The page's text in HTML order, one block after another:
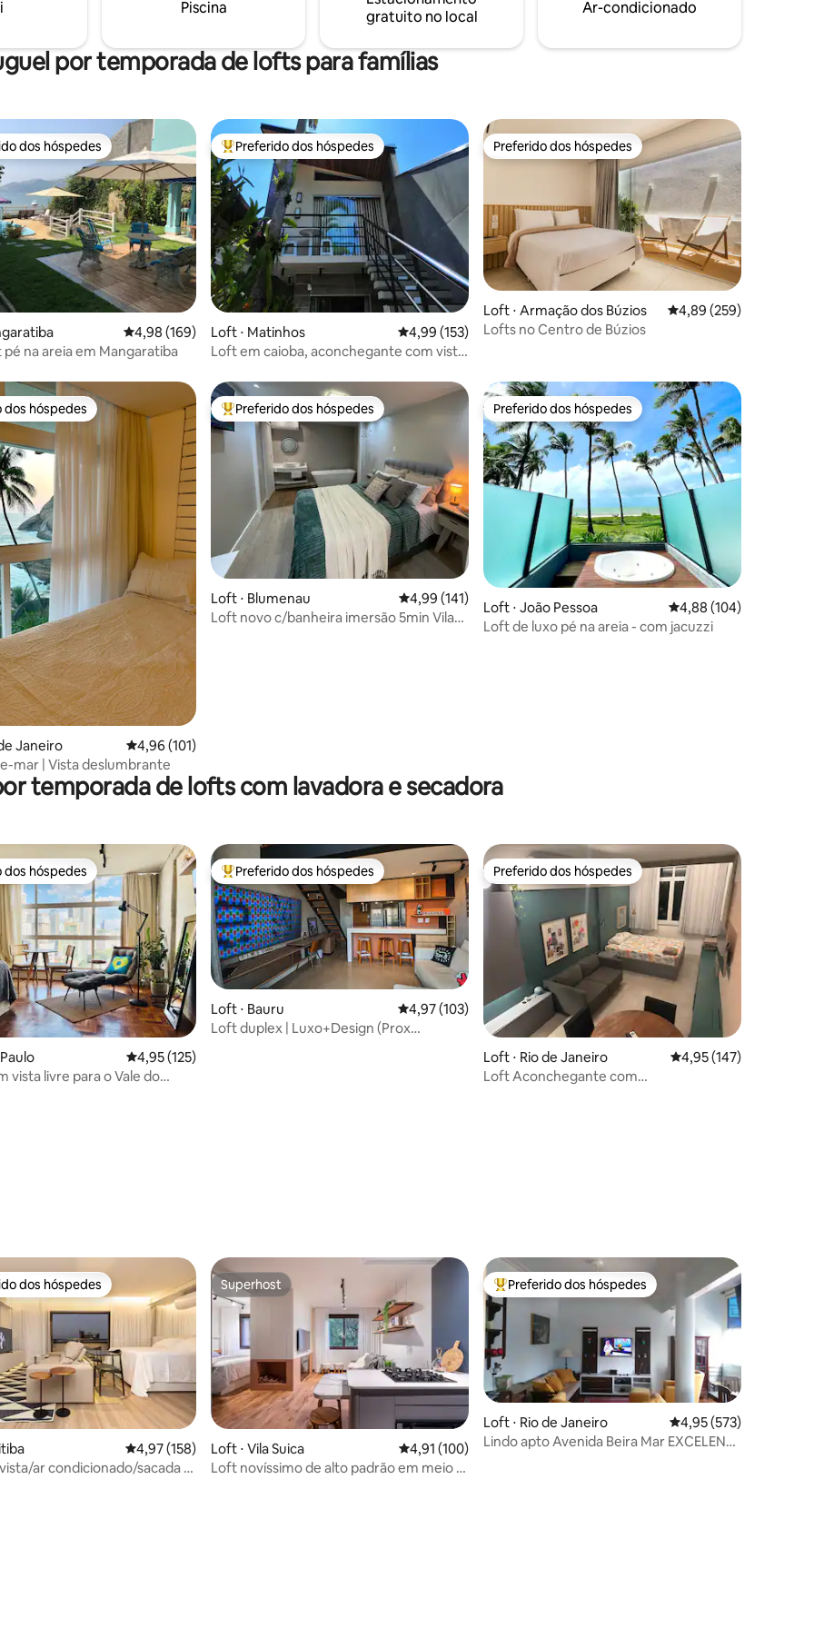
Piscina
gratuito no local
Ar-condicionado
por temporada de lofts para famílias
de 5, 130 avaliações
preferidos dos hóspedes
dos hóspedes
4,98 de uma avaliação média de 5, 169 avaliações
4,98 (169)
na areia em Mangaratiba
Entre os melhores preferidos dos hóspedes
Preferido dos hóspedes
Loft ⋅ Matinhos 4,99 de uma avaliação média de 5, 153 avaliações
4,99 (153)
Loft em caioba, aconchegante com vista
Preferido dos hóspedes
Preferido dos hóspedes
Loft ⋅ Armação dos Búzios 4,89 de uma avaliação
4,89 (259)
Lofts no Centro de Búzios
de 5, 121 avaliações
dos hóspedes
dos hóspedes
Janeiro 4,96 de uma avaliação média de 5, 101 avaliações
4,96 (101)
mar | Vista deslumbrante
Entre os melhores preferidos dos hóspedes
Preferido dos hóspedes
Loft ⋅ Blumenau 4,99 de uma avaliação média de 5, 141 avaliações
4,99 (141)
Loft novo c/banheira imersão 5min Vila
Preferido dos hóspedes
Preferido dos hóspedes
Loft ⋅ João Pessoa 4,88 de uma avaliação
4,88 (104)
Loft de luxo pé na areia - com jacuzzi
temporada de lofts com lavadora e secadora
de 5, 332 avaliações
dos hóspedes
dos hóspedes
4,95 de uma avaliação média de 5, 125 avaliações
4,95 (125)
livre para o Vale do
Entre os melhores preferidos dos hóspedes
Preferido dos hóspedes
Loft ⋅ Bauru 4,97 de uma avaliação média de 5, 103 avaliações
4,97 (103)
Loft duplex | Luxo+Design (Prox
Preferido dos hóspedes
Preferido dos hóspedes
Loft ⋅ Rio de Janeiro 4,95 de uma avaliação
4,95 (147)
Loft Aconchegante com
de 5, 258 avaliações
preferidos dos hóspedes
dos hóspedes
4,97 de uma avaliação média de 5, 158 avaliações
4,97 (158)
Superhost
Superhost
Loft ⋅ Vila Suica 4,91 de uma avaliação média de 5, 100 avaliações
4,91 (100)
Loft novíssimo de alto padrão em meio à
Entre os melhores preferidos dos hóspedes
Preferido dos hóspedes
Loft ⋅ Rio de Janeiro 4,95 de uma avaliação
4,95 (573)
Lindo apto Avenida Beira Mar EXCELENTE